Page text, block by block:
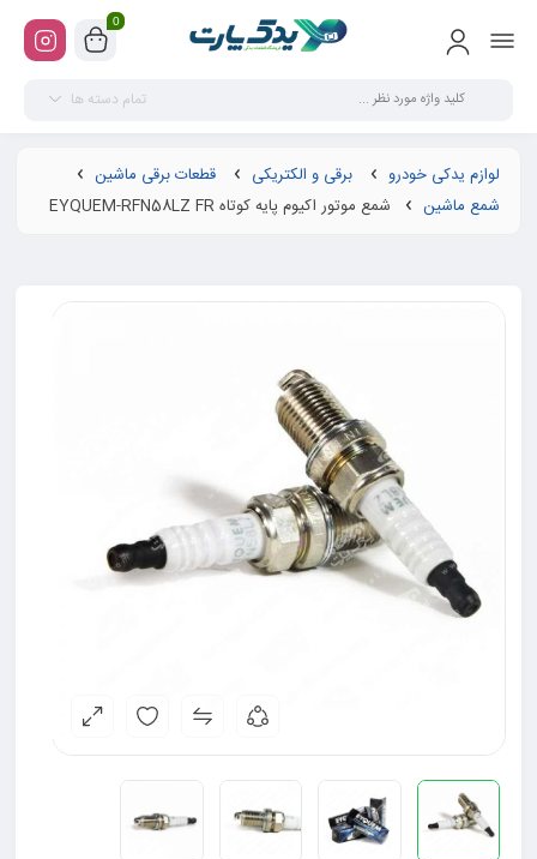
0
تمام دسته ها
لوازم یدکی خودرو برقی و الکتریکی
قطعات برقی ماشین
شمع ماشین
شمع موتور اکیوم پایه کوتاه EYQUEM-RFN58LZ FR